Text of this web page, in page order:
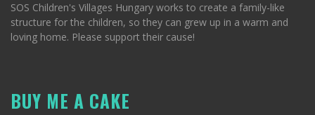
SOS Children's Villages Hungary works to create a family-like
structure for the children, so they can grew up in a warm and
loving home. Please support their cause!
BUY ME A CAKE